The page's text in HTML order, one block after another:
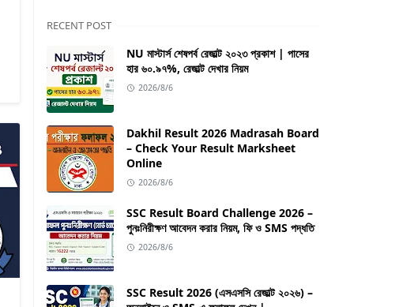
RECENT POST
NU মাস্টার্স শেষপর্ব রেজাল্ট ২০২৩ প্রকাশ | পাসের
হার ৬০.৯৭%, রেজাল্ট দেখার নিয়ম
2026/8/6
Dakhil Result 2026 Madrasah Board
– Check Your Result Marksheet
Online
2026/8/6
SSC Result Board Challenge 2026 –
পুনঃনিরীক্ষণ আবেদন করার নিয়ম, ফি ও SMS পদ্ধতি
2026/8/6
SSC Result 2026 (এসএসসি রেজাল্ট ২০২৬) –